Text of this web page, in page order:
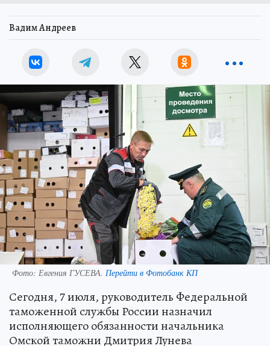
Вадим Андреев
Фото: Евгения ГУСЕВА. Перейти в Фотобанк КП
Сегодня, 7 июля, руководитель Федеральной
таможенной службы России назначил
исполняющего обязанности начальника
Омской таможни Дмитрия Лунева